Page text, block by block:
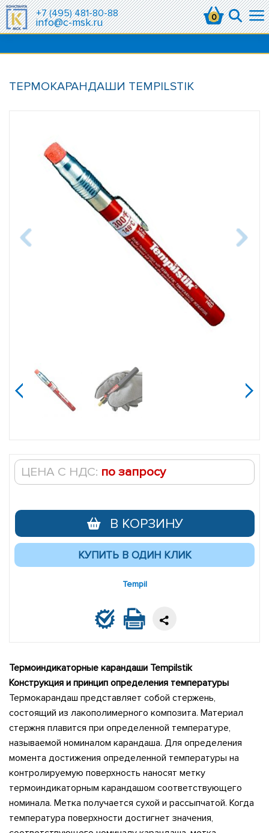
0
+7 (495) 481-80-88
info@c-msk.ru
ТЕРМОКАРАНДАШИ TEMPILSTIK
ЦЕНА С НДС: по запросу
В КОРЗИНУ
Tempil
Термоиндикаторные карандаши Tempilstik
Конструкция и принцип определения температуры
Термокарандаш представляет собой стержень,
состоящий из лакополимерного композита. Материал
стержня плавится при определенной температуре,
называемой номиналом карандаша. Для определения
момента достижения определенной температуры на
контролируемую поверхность наносят метку
термоиндикаторным карандашом соответствующего
номинала. Метка получается сухой и рассыпчатой. Когда
температура поверхности достигнет значения,